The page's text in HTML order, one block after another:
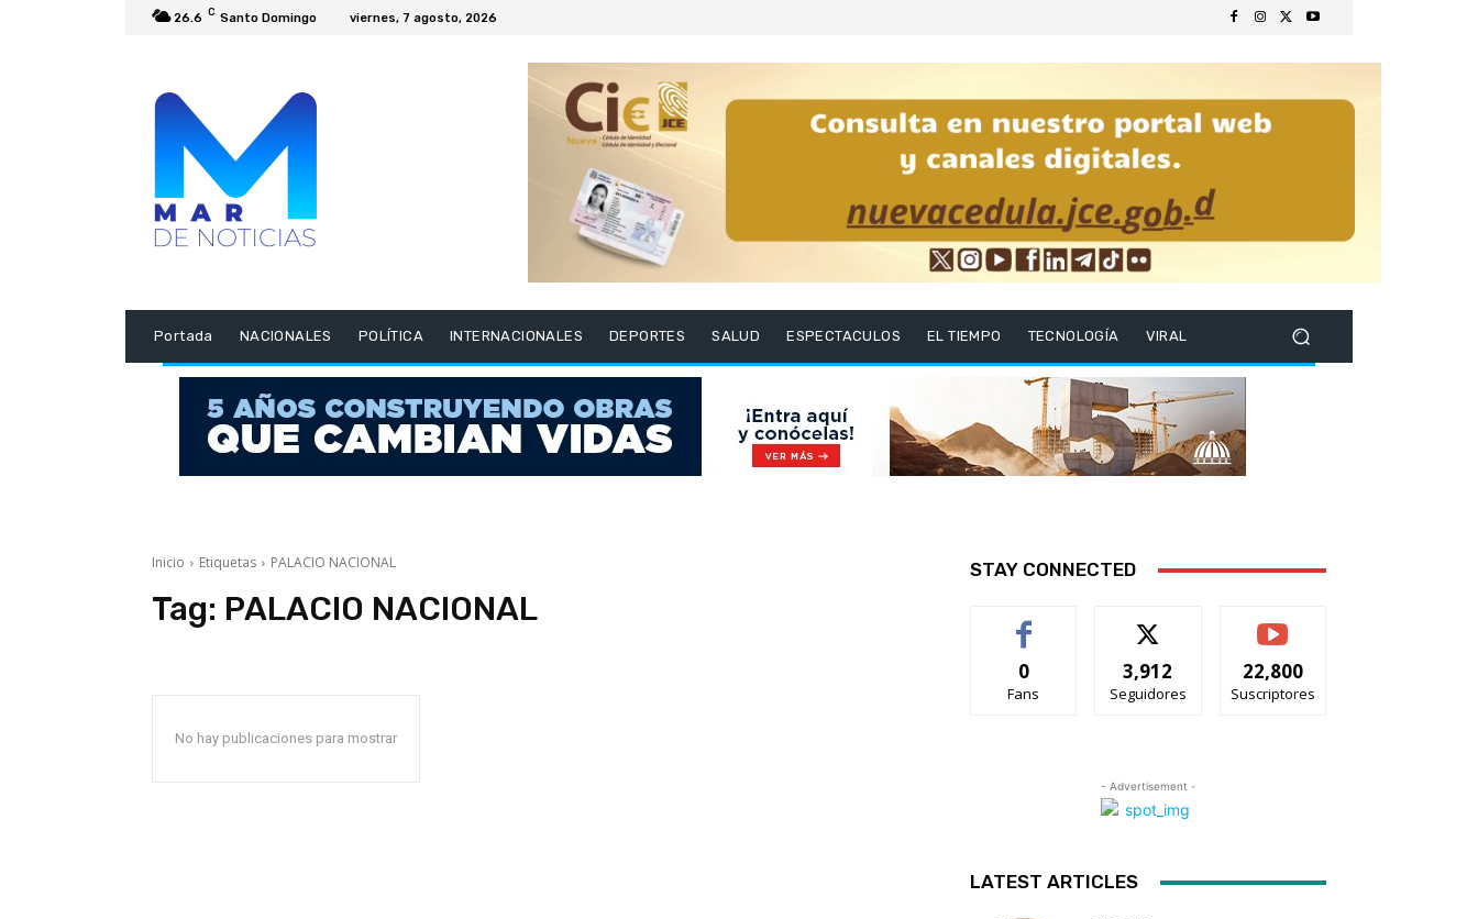
26.6 C Santo Domingo viernes, 7 agosto, 2026
Portada NACIONALES POLÍTICA INTERNACIONALES DEPORTES SALUD ESPECTACULOS EL TIEMPO TECNOLOGÍA VIRAL
Inicio Etiquetas PALACIO NACIONAL
Tag: PALACIO NACIONAL
No hay publicaciones para mostrar
STAY CONNECTED
0
Fans
3,912
Seguidores
22,800
Suscriptores
- Advertisement -
LATEST ARTICLES